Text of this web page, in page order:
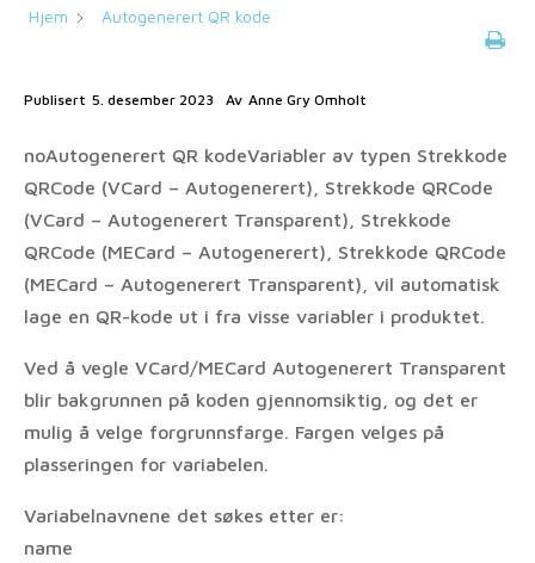
Hjem Autogenerert QR kode
Publisert 5. desember 2023 Av Anne Gry Omholt
noAutogenerert QR kodeVariabler av typen Strekkode
QRCode (VCard – Autogenerert), Strekkode QRCode
(VCard – Autogenerert Transparent), Strekkode
QRCode (MECard – Autogenerert), Strekkode QRCode
(MECard – Autogenerert Transparent), vil automatisk
lage en QR-kode ut i fra visse variabler i produktet.
Ved å vegle VCard/MECard Autogenerert Transparent
blir bakgrunnen på koden gjennomsiktig, og det er
mulig å velge forgrunnsfarge. Fargen velges på
plasseringen for variabelen.
Variabelnavnene det søkes etter er:
name